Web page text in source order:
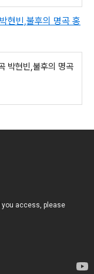
현빈,불후의 명곡 홍
박현빈,불후의 명곡